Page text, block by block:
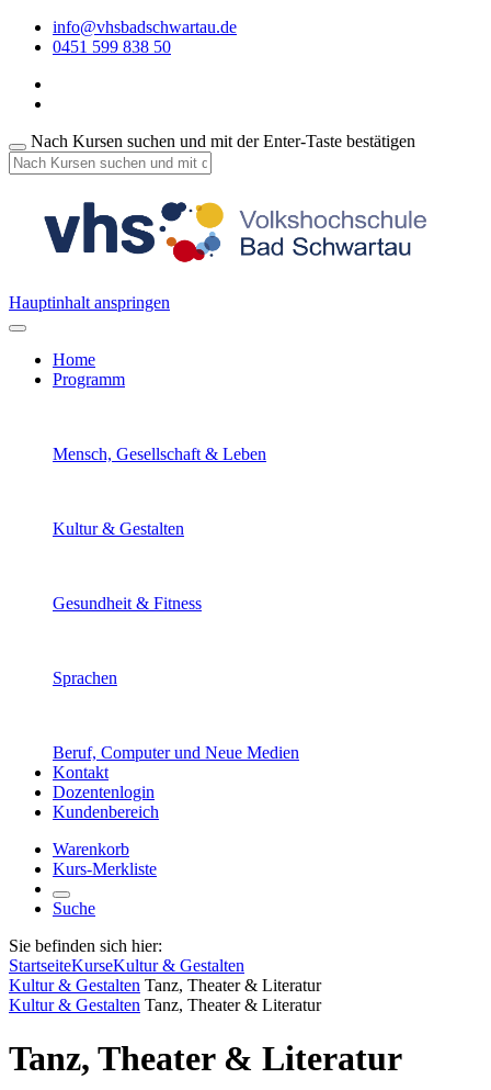
info@vhsbadschwartau.de
0451 599 838 50
Nach Kursen suchen und mit der Enter-Taste bestätigen
Hauptinhalt anspringen
Home
Programm
Mensch, Gesellschaft & Leben
Kultur & Gestalten
Gesundheit & Fitness
Sprachen
Beruf, Computer und Neue Medien
Kontakt
Dozentenlogin
Kundenbereich
Warenkorb
Kurs-Merkliste
Suche
Sie befinden sich hier:
StartseiteKurseKultur & Gestalten
Kultur & Gestalten Tanz, Theater & Literatur
Kultur & Gestalten Tanz, Theater & Literatur
Tanz, Theater & Literatur